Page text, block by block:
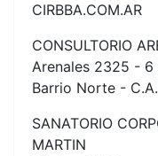
CIRBBA.COM.AR
CONSULTORIO
Arenales 2325 - 6
Barrio Norte -
SANATORIO
MARTIN